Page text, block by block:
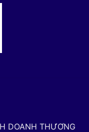
DOANH THƯƠNG